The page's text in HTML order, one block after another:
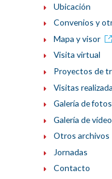
Ubicación
Convenios y
Mapa y visor
Visita virtual
Proyectos de
Visitas
Galería de fotos
Galería de
Otros archivos
Jornadas
Contacto